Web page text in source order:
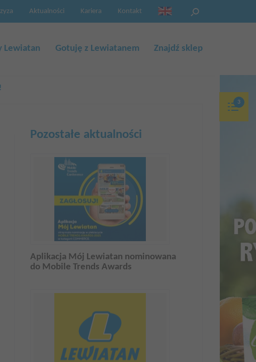
Aktualności Kariera
Kontakt
eng
Lewiatan Gotuję z Lewiatanem Znajdź sklep
Pozostałe aktualności
Aplikacja Mój Lewiatan nominowana
do Mobile Trends Awards
3